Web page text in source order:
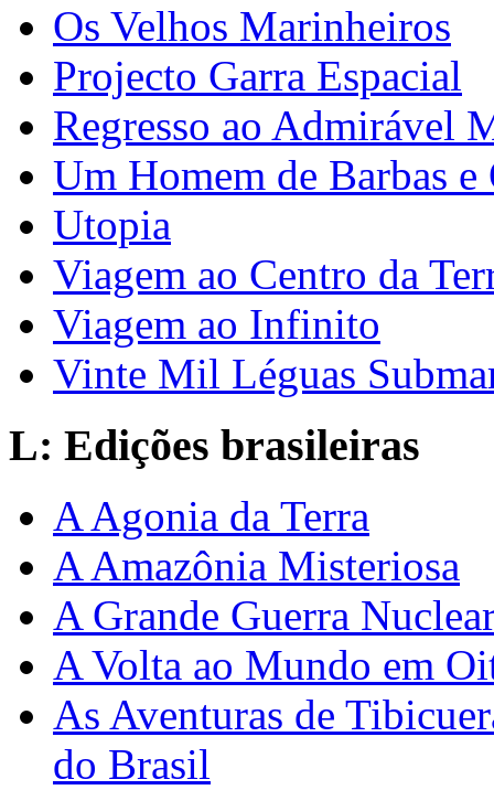
Os Velhos Marinheiros
Projecto Garra Espacial
Regresso ao Admirável
Um Homem de Barbas
Utopia
Viagem ao Centro da
Viagem ao Infinito
Vinte Mil Léguas
L: Edições brasileiras
A Agonia da Terra
A Amazônia Misteriosa
A Grande Guerra
A Volta ao Mundo em
As Aventuras de
do Brasil